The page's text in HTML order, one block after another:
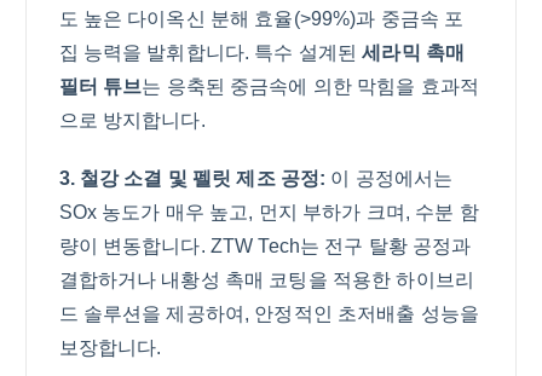
도 높은 다이옥신 분해 효율(>99%)과 중금속 포
집 능력을 발휘합니다. 특수 설계된세라믹 촉매
필터 튜브는 응축된 중금속에 의한 막힘을 효과적
으로 방지합니다.
3. 철강 소결 및 펠릿 제조 공정: 이 공정에서는
SOx 농도가 매우 높고, 먼지 부하가 크며, 수분 함
량이 변동합니다. ZTW Tech는 전구 탈황 공정과
결합하거나 내황성 촉매 코팅을 적용한 하이브리
드 솔루션을 제공하여, 안정적인 초저배출 성능을
보장합니다.